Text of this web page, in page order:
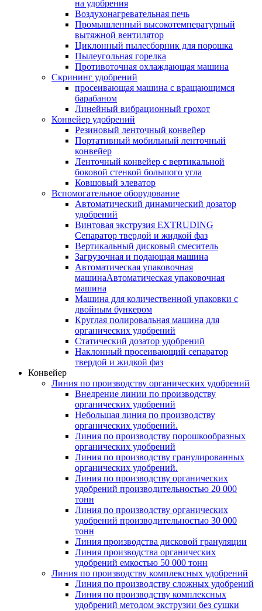
на удобрения
Воздухонагревательная печь
Промышленный высокотемпературный
вытяжной вентилятор
Циклонный пылесборник для порошка
Пылеугольная горелка
Противоточная охлаждающая машина
Скрининг удобрений
просеивающая машина с вращающимся
барабаном
Линейный вибрационный грохот
Конвейер удобрений
Резиновый ленточный конвейер
Портативный мобильный ленточный
конвейер
Ленточный конвейер с вертикальной
боковой стенкой большого угла
Ковшовый элеватор
Вспомогательное оборудование
Автоматический динамический дозатор
удобрений
Винтовая экструзия EXTRUDING
Сепаратор твердой и жидкой фаз
Вертикальный дисковый смеситель
Загрузочная и подающая машина
Автоматическая упаковочная
машинаАвтоматическая упаковочная
машина
Машина для количественной упаковки с
двойным бункером
Круглая полировальная машина для
органических удобрений
Статический дозатор удобрений
Наклонный просеивающий сепаратор
твердой и жидкой фаз
Конвейер
Линия по производству органических удобрений
Внедрение линии по производству
органических удобрений
Небольшая линия по производству
органических удобрений.
Линия по производству порошкообразных
органических удобрений
Линия по производству гранулированных
органических удобрений.
Линия по производству органических
удобрений производительностью 20 000
тонн
Линия по производству органических
удобрений производительностью 30 000
тонн
Линия производства дисковой грануляции
Линия производства органических
удобрений емкостью 50 000 тонн
Линия по производству комплексных удобрений
Линия по производству сложных удобрений
Линия по производству комплексных
удобрений методом экструзии без сушки